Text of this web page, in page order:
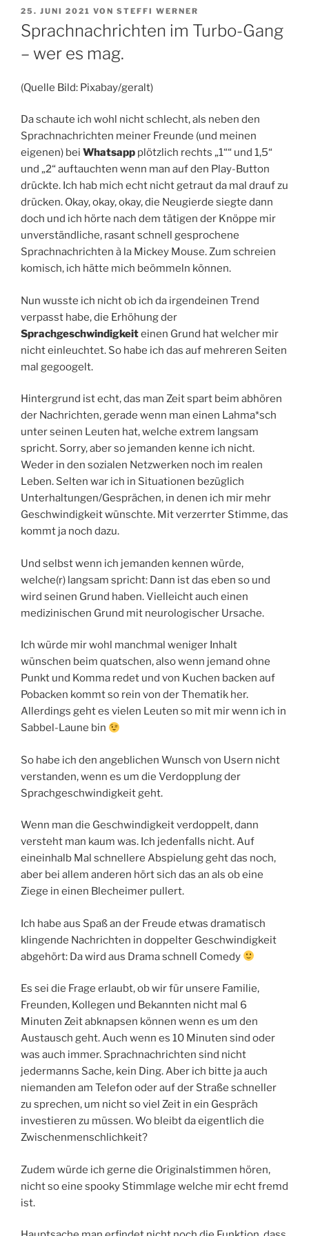
VERÖFFENTLICHT
AM
25. JUNI 2021 VON STEFFI WERNER
Sprachnachrichten im Turbo-Gang
– wer es mag.
(Quelle Bild: Pixabay/geralt)
Da schaute ich wohl nicht schlecht, als neben den
Sprachnachrichten meiner Freunde (und meinen
eigenen) bei Whatsapp plötzlich rechts „1““ und 1,5“
und „2“ auftauchten wenn man auf den Play-Button
drückte. Ich hab mich echt nicht getraut da mal drauf zu
drücken. Okay, okay, okay, die Neugierde siegte dann
doch und ich hörte nach dem tätigen der Knöppe mir
unverständliche, rasant schnell gesprochene
Sprachnachrichten à la Mickey Mouse. Zum schreien
komisch, ich hätte mich beömmeln können.
Nun wusste ich nicht ob ich da irgendeinen Trend
verpasst habe, die Erhöhung der
Sprachgeschwindigkeiteinen Grund hat welcher mir
nicht einleuchtet. So habe ich das auf mehreren Seiten
mal gegoogelt.
Hintergrund ist echt, das man Zeit spart beim abhören
der Nachrichten, gerade wenn man einen Lahma*sch
unter seinen Leuten hat, welche extrem langsam
spricht. Sorry, aber so jemanden kenne ich nicht.
Weder in den sozialen Netzwerken noch im realen
Leben. Selten war ich in Situationen bezüglich
Unterhaltungen/Gesprächen, in denen ich mir mehr
Geschwindigkeit wünschte. Mit verzerrter Stimme, das
kommt ja noch dazu.
Und selbst wenn ich jemanden kennen würde,
welche(r) langsam spricht: Dann ist das eben so und
wird seinen Grund haben. Vielleicht auch einen
medizinischen Grund mit neurologischer Ursache.
Ich würde mir wohl manchmal weniger Inhalt
wünschen beim quatschen, also wenn jemand ohne
Punkt und Komma redet und von Kuchen backen auf
Pobacken kommt so rein von der Thematik her.
Allerdings geht es vielen Leuten so mit mir wenn ich in
Sabbel-Laune bin
So habe ich den angeblichen Wunsch von Usern nicht
verstanden, wenn es um die Verdopplung der
Sprachgeschwindigkeit geht.
Wenn man die Geschwindigkeit verdoppelt, dann
versteht man kaum was. Ich jedenfalls nicht. Auf
eineinhalb Mal schnellere Abspielung geht das noch,
aber bei allem anderen hört sich das an als ob eine
Ziege in einen Blecheimer pullert.
Ich habe aus Spaß an der Freude etwas dramatisch
klingende Nachrichten in doppelter Geschwindigkeit
abgehört: Da wird aus Drama schnell Comedy
Es sei die Frage erlaubt, ob wir für unsere Familie,
Freunden, Kollegen und Bekannten nicht mal 6
Minuten Zeit abknapsen können wenn es um den
Austausch geht. Auch wenn es 10 Minuten sind oder
was auch immer. Sprachnachrichten sind nicht
jedermanns Sache, kein Ding. Aber ich bitte ja auch
niemanden am Telefon oder auf der Straße schneller
zu sprechen, um nicht so viel Zeit in ein Gespräch
investieren zu müssen. Wo bleibt da eigentlich die
Zwischenmenschlichkeit?
Zudem würde ich gerne die Originalstimmen hören,
nicht so eine spooky Stimmlage welche mir echt fremd
ist.